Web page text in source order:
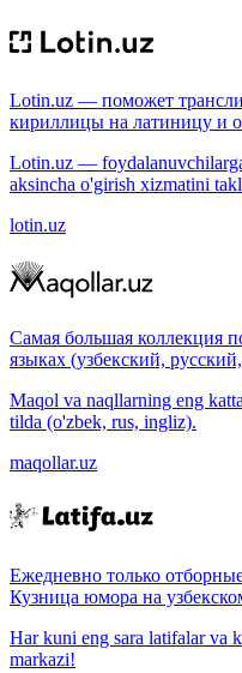
Lotin.uz — поможет
кириллицы на латиницу и
Lotin.uz —
aksincha o'girish xizmatini
lotin.uz
Самая большая коллекция
языках (узбекский,
Maqol va naqllarning eng
tilda (o'zbek, rus, ingliz).
maqollar.uz
Ежедневно только
Кузница юмора на
Har kuni eng sara latifalar va
markazi!